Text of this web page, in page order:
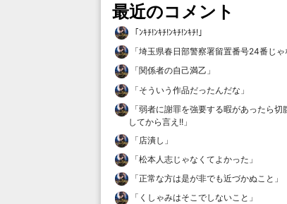
最近のコメント
「ﾝｷﾁ!ﾝｷﾁ!ﾝｷﾁ!ﾝｷﾁ! 」
「埼玉県春日部警察署留置番号24番じゃ
「関係者の自己満乙 」
「そういう作品だったんだな 」
「弱者に謝罪を強要する暇があったら切
してから言え!! 」
「 店潰し 」
「松本人志じゃなくてよかった 」
「正常な方は是が非でも近づかぬこと 」
「 くしゃみはそこでしないこと 」